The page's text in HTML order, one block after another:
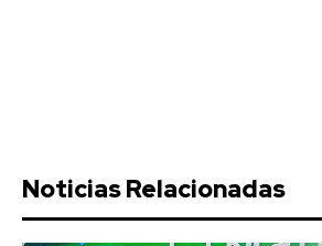
Noticias Relacionadas